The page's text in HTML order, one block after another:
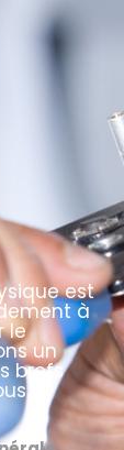
est
à
le
un
brefs